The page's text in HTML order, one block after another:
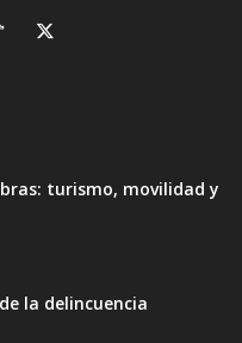
turismo, movilidad y
la delincuencia